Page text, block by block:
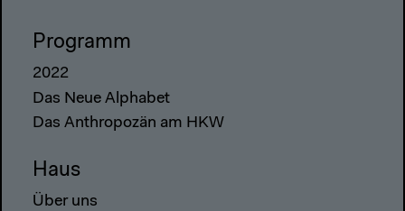
Programm
2022
Das Neue Alphabet
Das Anthropozän am HKW
Haus
Über uns